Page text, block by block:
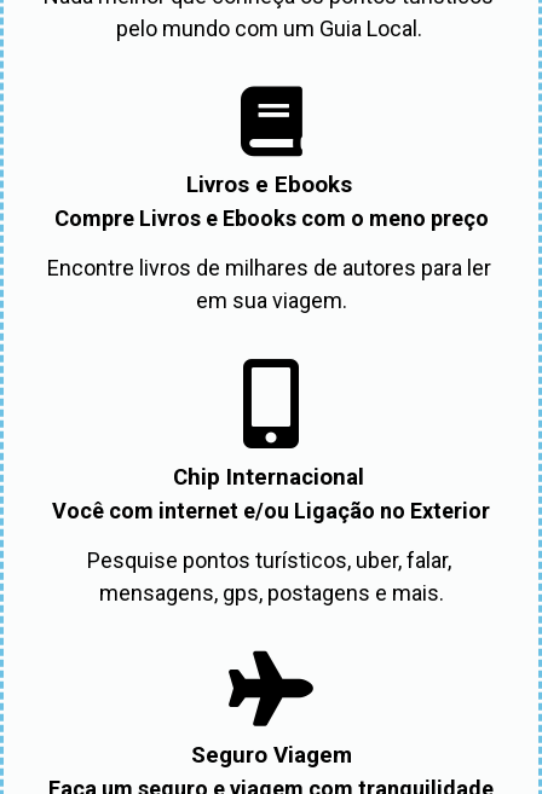
pelo mundo com um Guia Local.
Livros e Ebooks
Compre Livros e Ebooks com o meno preço
Encontre livros de milhares de autores para ler
em sua viagem.
Chip Internacional
Você com internet e/ou Ligação no Exterior
Pesquise pontos turísticos, uber, falar,
mensagens, gps, postagens e mais.
Seguro Viagem
Faça um seguro e viagem com tranquilidade